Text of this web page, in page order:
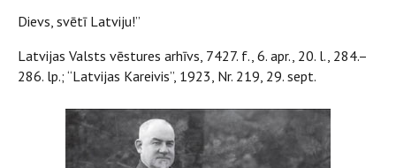
Dievs, svētī Latviju!”
Latvijas Valsts vēstures arhīvs, 7427. f., 6. apr., 20. l., 284.–
286. lp.; “Latvijas Kareivis”, 1923, Nr. 219, 29. sept.